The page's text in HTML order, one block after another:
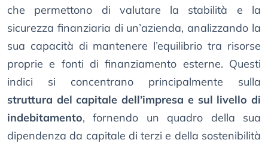
che permettono di valutare la stabilità e la
sicurezza finanziaria di un’azienda, analizzando la
sua capacità di mantenere l’equilibrio tra risorse
proprie e fonti di finanziamento esterne. Questi
indici si concentrano principalmente sulla
struttura del capitale dell’impresa e sul livello di
indebitamento, fornendo un quadro della sua
dipendenza da capitale di terzi e della sostenibilità